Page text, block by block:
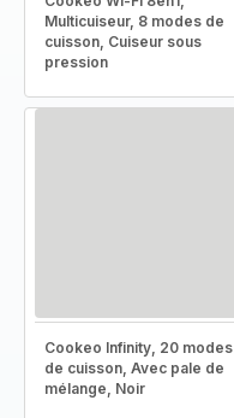
Multicuiseur, 8 modes de
cuisson, Cuiseur sous
pression
Cookeo Infinity, 20 modes
de cuisson, Avec pale de
mélange, Noir